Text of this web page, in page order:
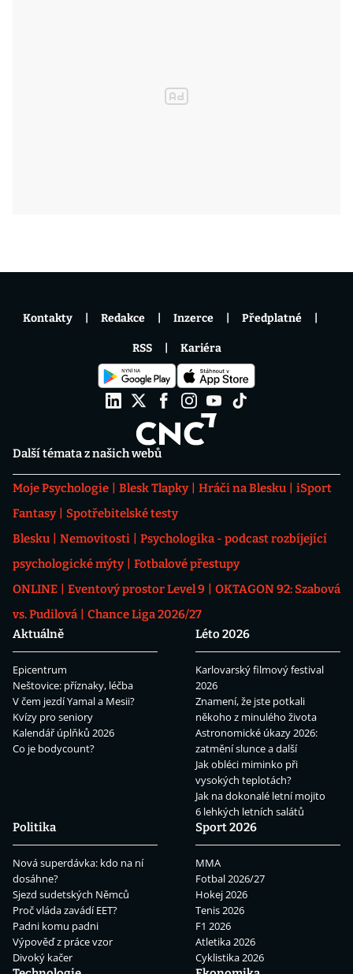
Další témata z našich webů
Moje Psychologie Blesk Tlapky Hráči na Blesku
iSport
Fantasy
Spotřebitelské testy
Blesku
Nemovitosti
Psychologika - podcast rozbíjející
psychologické mýty
Fotbalové přestupy
ONLINE
Eventový prostor Level 9
OKTAGON 92: Szabová
vs. Pudilová
Chance Liga 2026/27
Aktuálně
Epicentrum
Neštovice: příznaky, léčba
V čem jezdí Yamal a Mesii?
Kvízy pro seniory
Kalendář úplňků 2026
Co je bodycount?
Léto 2026
Karlovarský filmový festival
2026
Znamení, že jste potkali
někoho z minulého života
Astronomické úkazy 2026:
zatmění slunce a další
Jak obléci miminko při
vysokých teplotách?
Jak na dokonalé letní mojito
6 lehkých letních salátů
Politika
Nová superdávka: kdo na ní
dosáhne?
Sjezd sudetských Němců
Proč vláda zavádí EET?
Padni komu padni
Výpověď z práce vzor
Divoký kačer
Sport 2026
MMA
Fotbal 2026/27
Hokej 2026
Tenis 2026
F1 2026
Atletika 2026
Cyklistika 2026
Kontakty Redakce Inzerce Předplatné
RSS Kariéra